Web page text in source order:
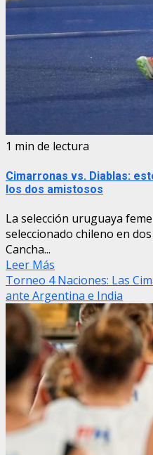
1 min de lectura
Cimarronas vs. Diablas:
los dos amistosos
La selección uruguaya
seleccionado chileno en
Cancha...
Leer Más
Torneo 4 Naciones: Las
ante Argentina e India